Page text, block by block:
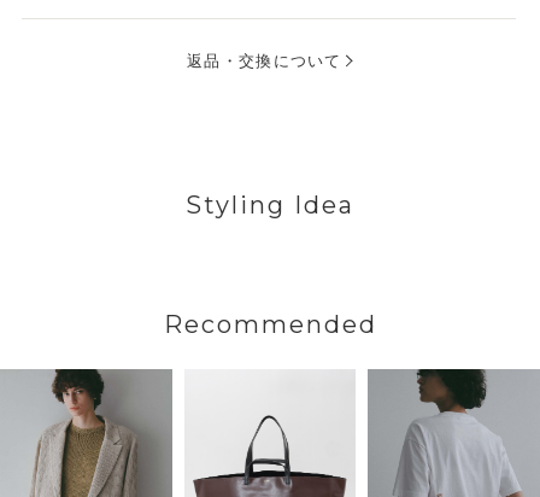
返品・交換について
Styling Idea
Recommended